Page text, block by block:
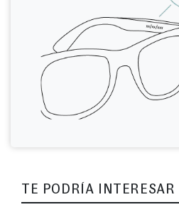
TE PODRÍA INTERESAR